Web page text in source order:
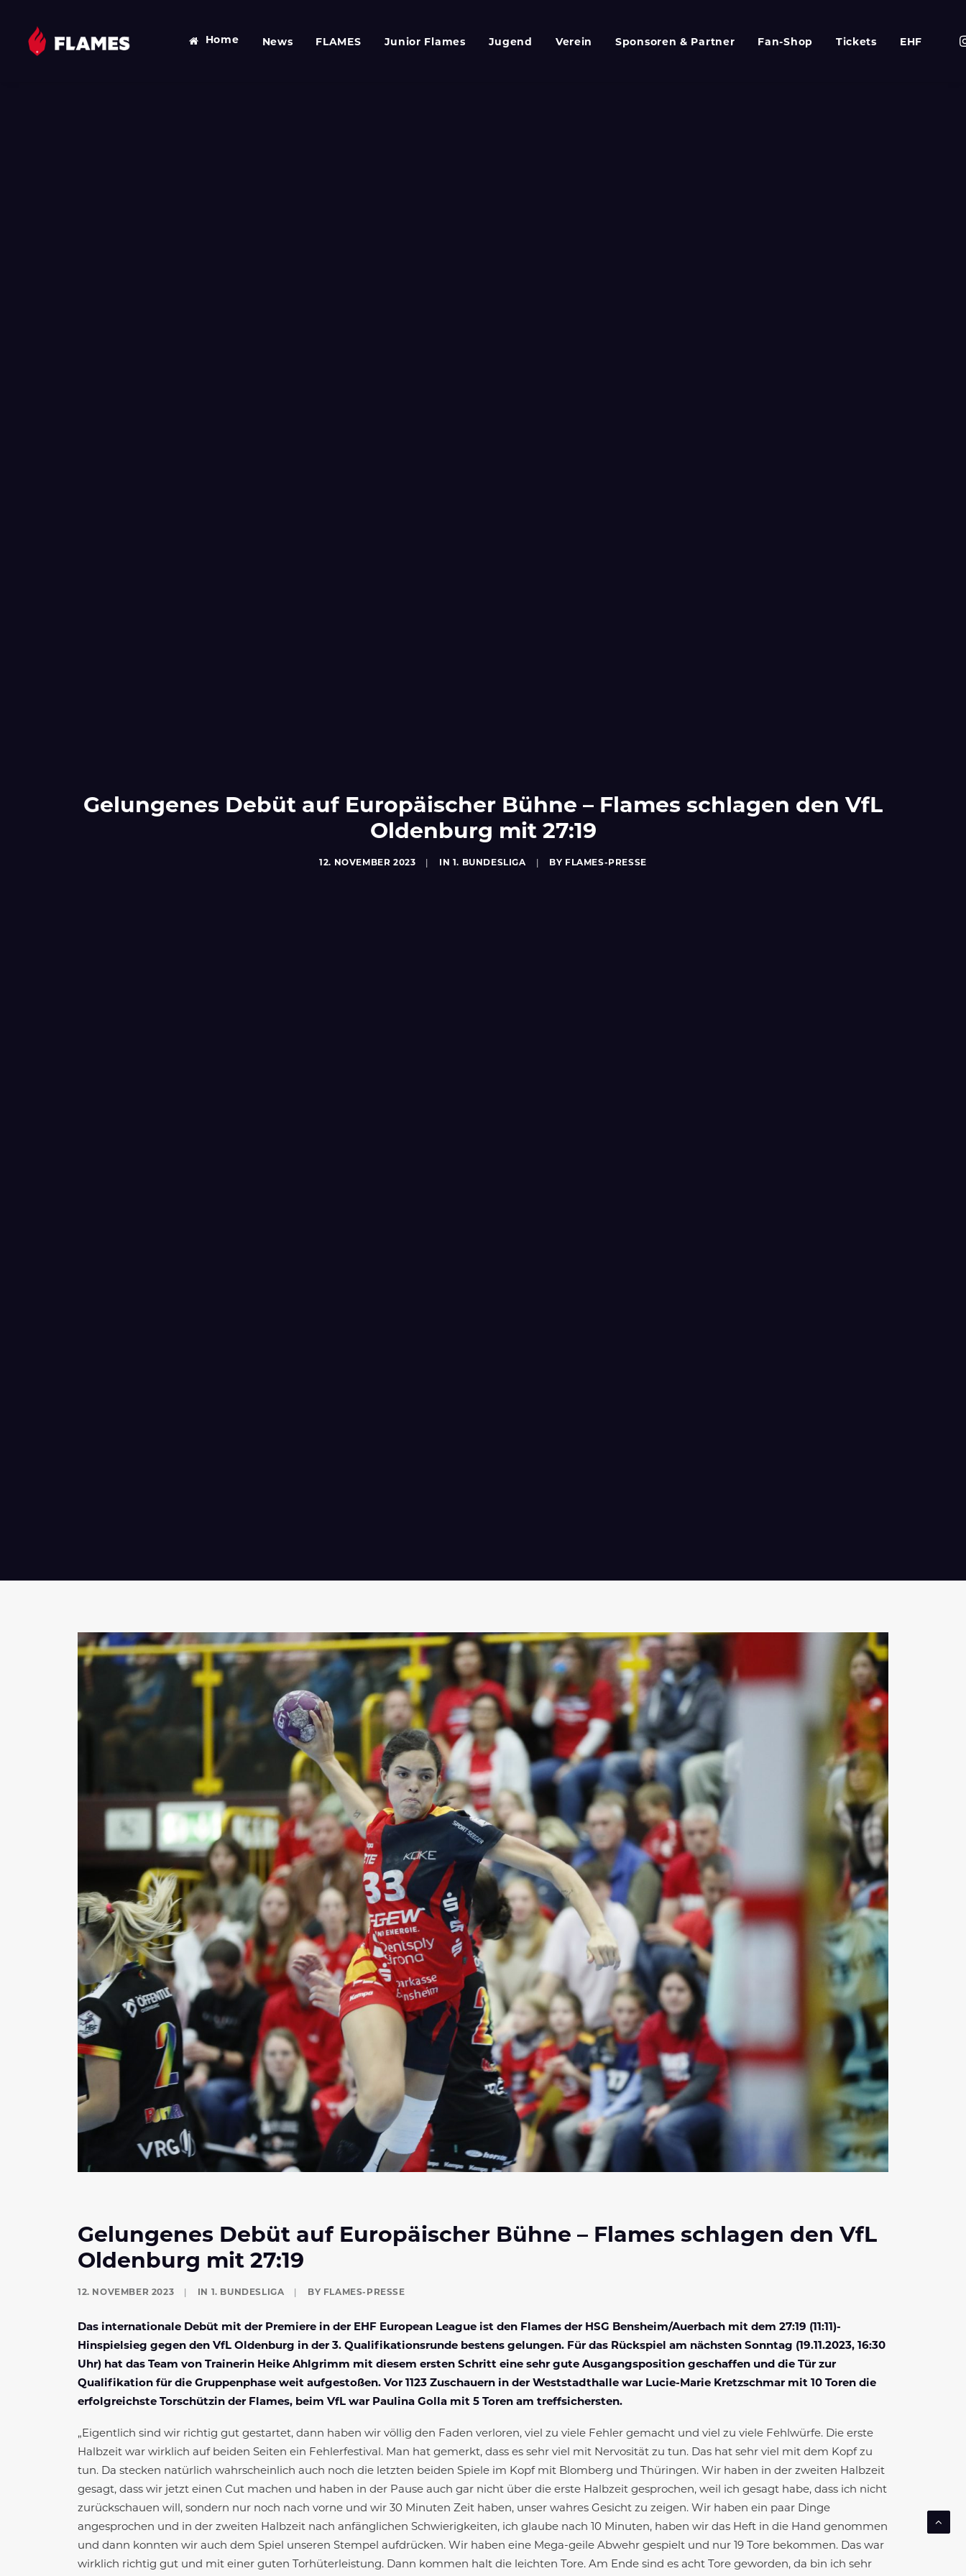
Home News FLAMES Junior Flames Jugend Verein Sponsoren & Partner Fan-Shop Tickets EHF
Gelungenes Debüt auf Europäischer Bühne – Flames schlagen den VfL
Oldenburg mit 27:19
12. NOVEMBER 2023 IN 1. BUNDESLIGA BY FLAMES-PRESSE
Gelungenes Debüt auf Europäischer Bühne – Flames schlagen den VfL
Oldenburg mit 27:19
12. NOVEMBER 2023 IN 1. BUNDESLIGA BY FLAMES-PRESSE
Das internationale Debüt mit der Premiere in der EHF European League ist den Flames der HSG Bensheim/Auerbach mit dem 27:19 (11:11)-
Hinspielsieg gegen den VfL Oldenburg in der 3. Qualifikationsrunde bestens gelungen. Für das Rückspiel am nächsten Sonntag (19.11.2023, 16:30
Uhr) hat das Team von Trainerin Heike Ahlgrimm mit diesem ersten Schritt eine sehr gute Ausgangsposition geschaffen und die Tür zur
Qualifikation für die Gruppenphase weit aufgestoßen. Vor 1123 Zuschauern in der Weststadthalle war Lucie-Marie Kretzschmar mit 10 Toren die
erfolgreichste Torschützin der Flames, beim VfL war Paulina Golla mit 5 Toren am treffsichersten.
„Eigentlich sind wir richtig gut gestartet, dann haben wir völlig den Faden verloren, viel zu viele Fehler gemacht und viel zu viele Fehlwürfe. Die erste
Halbzeit war wirklich auf beiden Seiten ein Fehlerfestival. Man hat gemerkt, dass es sehr viel mit Nervosität zu tun. Das hat sehr viel mit dem Kopf zu
tun. Da stecken natürlich wahrscheinlich auch noch die letzten beiden Spiele im Kopf mit Blomberg und Thüringen. Wir haben in der zweiten Halbzeit
gesagt, dass wir jetzt einen Cut machen und haben in der Pause auch gar nicht über die erste Halbzeit gesprochen, weil ich gesagt habe, dass ich nicht
zurückschauen will, sondern nur noch nach vorne und wir 30 Minuten Zeit haben, unser wahres Gesicht zu zeigen. Wir haben ein paar Dinge
angesprochen und in der zweiten Halbzeit nach anfänglichen Schwierigkeiten, ich glaube nach 10 Minuten, haben wir das Heft in die Hand genommen
und dann konnten wir auch dem Spiel unseren Stempel aufdrücken. Wir haben eine Mega-geile Abwehr gespielt und nur 19 Tore bekommen. Das war
wirklich richtig gut und mit einer guten Torhüterleistung. Dann kommen halt die leichten Tore. Am Ende sind es acht Tore geworden, da bin ich sehr